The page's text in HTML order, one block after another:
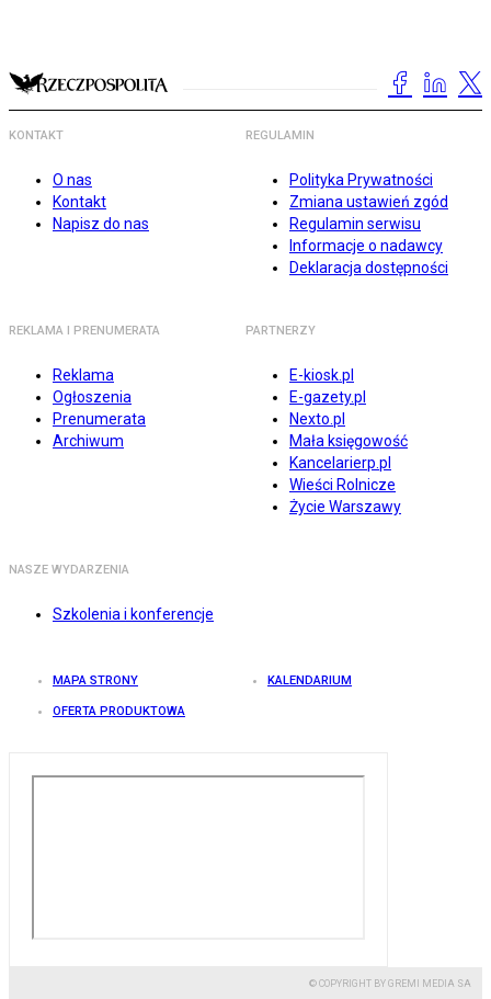
KONTAKT
O nas
Kontakt
Napisz do nas
REGULAMIN
Polityka Prywatności
Zmiana ustawień zgód
Regulamin serwisu
Informacje o nadawcy
Deklaracja dostępności
REKLAMA I PRENUMERATA
Reklama
Ogłoszenia
Prenumerata
Archiwum
PARTNERZY
E-kiosk.pl
E-gazety.pl
Nexto.pl
Mała księgowość
Kancelarierp.pl
Wieści Rolnicze
Życie Warszawy
NASZE WYDARZENIA
Szkolenia i konferencje
MAPA STRONY KALENDARIUM
OFERTA PRODUKTOWA
© COPYRIGHT BY GREMI MEDIA SA